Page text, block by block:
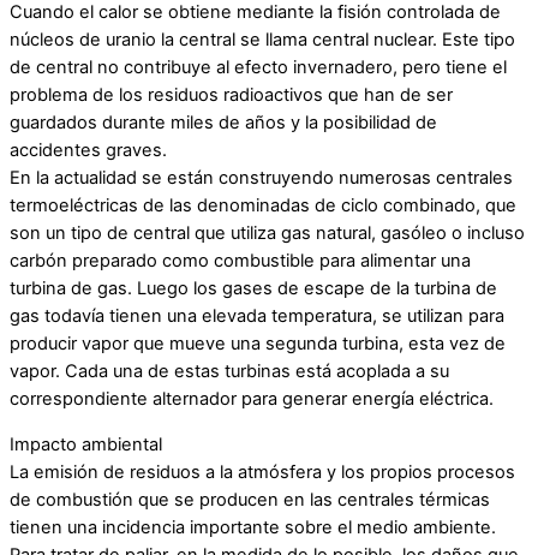
Cuando el calor se obtiene mediante la fisión controlada de
núcleos de uranio la central se llama central nuclear. Este tipo
de central no contribuye al efecto invernadero, pero tiene el
problema de los residuos radioactivos que han de ser
guardados durante miles de años y la posibilidad de
accidentes graves.
En la actualidad se están construyendo numerosas centrales
termoeléctricas de las denominadas de ciclo combinado, que
son un tipo de central que utiliza gas natural, gasóleo o incluso
carbón preparado como combustible para alimentar una
turbina de gas. Luego los gases de escape de la turbina de
gas todavía tienen una elevada temperatura, se utilizan para
producir vapor que mueve una segunda turbina, esta vez de
vapor. Cada una de estas turbinas está acoplada a su
correspondiente alternador para generar energía eléctrica.
Impacto ambiental
La emisión de residuos a la atmósfera y los propios procesos
de combustión que se producen en las centrales térmicas
tienen una incidencia importante sobre el medio ambiente.